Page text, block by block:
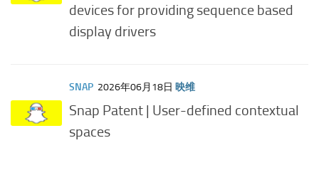
devices for providing sequence based
display drivers
SNAP 2026年06月18日 映维
Snap Patent | User-defined contextual
spaces